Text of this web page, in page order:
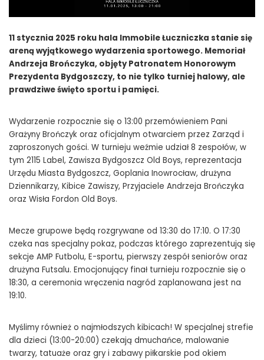
11 stycznia 2025 roku hala Immobile Łuczniczka stanie się
areną wyjątkowego wydarzenia sportowego. Memoriał
Andrzeja Brończyka, objęty Patronatem Honorowym
Prezydenta Bydgoszczy, to nie tylko turniej halowy, ale
prawdziwe święto sportu i pamięci.
Wydarzenie rozpocznie się o 13:00 przemówieniem Pani
Grażyny Brończyk oraz oficjalnym otwarciem przez Zarząd i
zaproszonych gości. W turnieju weźmie udział 8 zespołów, w
tym 2115 Label, Zawisza Bydgoszcz Old Boys, reprezentacja
Urzędu Miasta Bydgoszcz, Goplania Inowrocław, drużyna
Dziennikarzy, Kibice Zawiszy, Przyjaciele Andrzeja Brończyka
oraz Wisła Fordon Old Boys.
Mecze grupowe będą rozgrywane od 13:30 do 17:10. O 17:30
czeka nas specjalny pokaz, podczas którego zaprezentują się
sekcje AMP Futbolu, E-sportu, pierwszy zespół seniorów oraz
drużyna Futsalu. Emocjonujący finał turnieju rozpocznie się o
18:30, a ceremonia wręczenia nagród zaplanowana jest na
19:10.
Myślimy również o najmłodszych kibicach! W specjalnej strefie
dla dzieci (13:00-20:00) czekają dmuchańce, malowanie
twarzy, tatuaże oraz gry i zabawy piłkarskie pod okiem